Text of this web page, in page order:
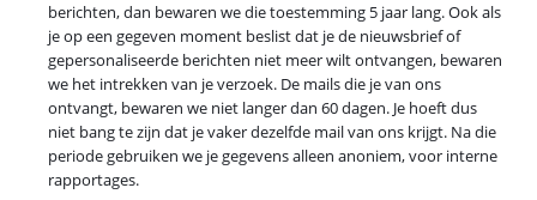
berichten, dan bewaren we die toestemming 5 jaar lang. Ook als
je op een gegeven moment beslist dat je de nieuwsbrief of
gepersonaliseerde berichten niet meer wilt ontvangen, bewaren
we het intrekken van je verzoek. De mails die je van ons
ontvangt, bewaren we niet langer dan 60 dagen. Je hoeft dus
niet bang te zijn dat je vaker dezelfde mail van ons krijgt. Na die
periode gebruiken we je gegevens alleen anoniem, voor interne
rapportages.